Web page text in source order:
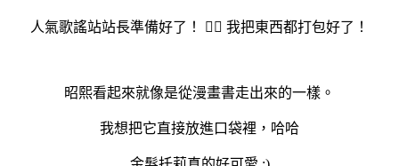
人氣歌謠站站長準備好了！ 🤷‍♀️ 我把東西都打包好了！
昭熙看起來就像是從漫畫書走出來的一樣。
我想把它直接放進口袋裡，哈哈